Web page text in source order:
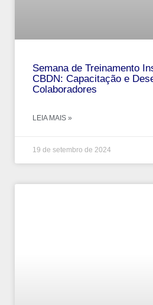
Semana de Treinamento
CBDN: Capacitação e
Colaboradores
LEIA MAIS »
19 de setembro de 2024